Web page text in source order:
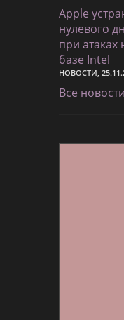
Apple
нулевого
при
базе Intel
НОВОСТИ,
Все новости